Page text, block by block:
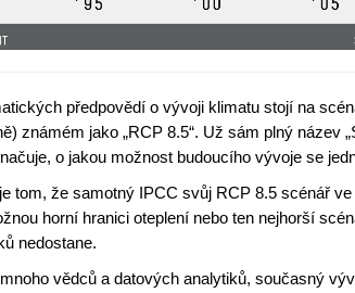
předpovědí o vývoji klimatu stojí na
známém jako „RCP 8.5“. Už sám plný název
o jakou možnost budoucího vývoje se
tom, že samotný IPCC svůj RCP 8.5 scénář
horní hranici oteplení nebo ten nejhorší
nedostane.
vědců a datových analytiků, současný